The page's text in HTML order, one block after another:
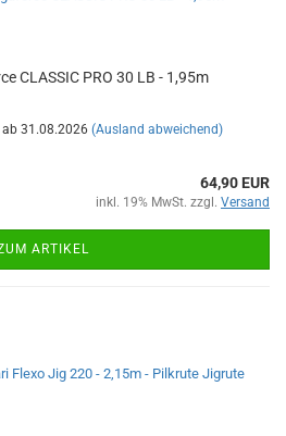
CLASSIC PRO 30 LB - 1,95m
31.08.2026 (Ausland abweichend)
64,90 EUR
inkl. 19% MwSt. zzgl. Versand
ARTIKEL